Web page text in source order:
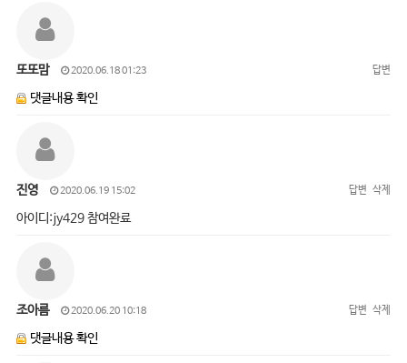
또또맘 2020.06.18 01:23 답변
댓글내용 확인
진영 2020.06.19 15:02 답변 삭제
아이디:jy429 참여완료
조아름 2020.06.20 10:18 답변 삭제
댓글내용 확인